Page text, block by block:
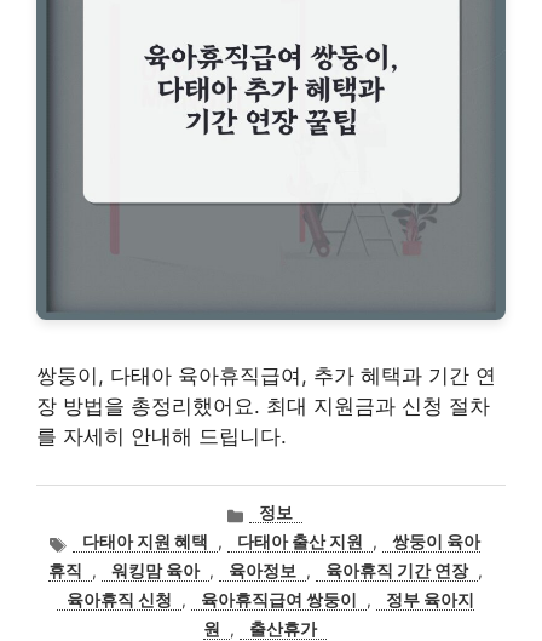
쌍둥이, 다태아 육아휴직급여, 추가 혜택과 기간 연
장 방법을 총정리했어요. 최대 지원금과 신청 절차
를 자세히 안내해 드립니다.
카
테
고
리
정보
태
그
다태아 지원 혜택 , 다태아 출산 지원 ,
쌍둥이 육아
휴직
, 워킹맘 육아 , 육아정보 , 육아휴직 기간 연장 ,
육아휴직 신청
, 육아휴직급여 쌍둥이 ,
정부 육아지
원
, 출산휴가